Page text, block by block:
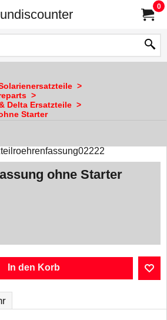
0
>
>
Delta Ersatzteile >
Starter
ohne Starter
In den Korb